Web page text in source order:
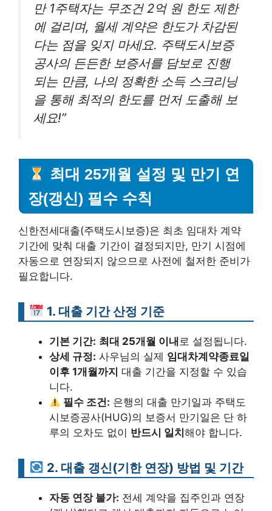
만 1주택자는 무조건 2억 원 한도 제한
에 걸리며, 월세 계약은 한도가 차감된
다는 점을 잊지 마세요. 주택도시보증
공사의 든든한 보증서를 담보로 진행
되는 만큼, 나의 정확한 소득 스크리닝
을 통해 최적의 한도를 먼저 도출해 보
세요!”
최대 25개월 설정 및 만기 연
장(갱신) 필수 수칙
신한전세대출(주택도시보증)은 최초 임대차 계약
기간에 맞춰 대출 기간이 결정되지만, 만기 시점에
자동으로 연장되지 않으므로 사전에 철저한 준비가
필요합니다.
1. 대출 기간 산정 기준
기본 기간: 최대 25개월 이내 로 설정됩니다.
상세 규정: 사우님의 실제 임대차계약종료일
이후 1개월까지 대출 기간을 지정할 수 있습
니다.
필수 조건: 은행의 대출 만기일과 주택도
시보증공사(HUG)의 보증서 만기일은 단 하
루의 오차도 없이 반드시 일치 해야 합니다.
2. 대출 갱신(기한 연장) 방법 및 기간
자동 연장 불가: 전세 계약을 집주인과 연장